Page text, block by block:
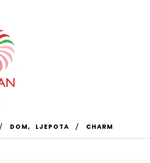
DOM, LJEPOTA CHARM